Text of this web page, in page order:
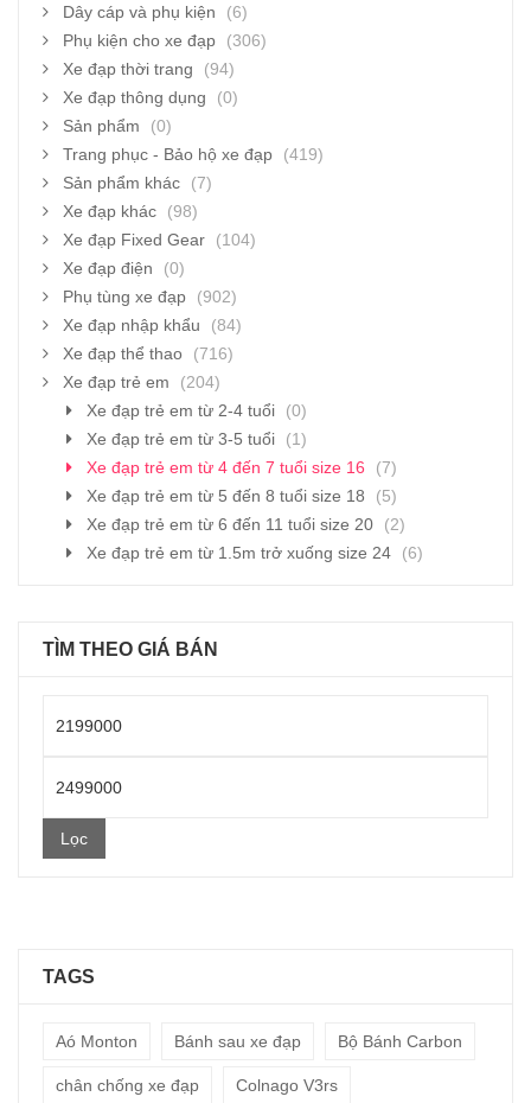
Dây cáp và phụ kiện
(6)
Phụ kiện cho xe đạp
(306)
Xe đạp thời trang
(94)
Xe đạp thông dụng
(0)
Sản phẩm
(0)
Trang phục - Bảo hộ xe đạp
(419)
Sản phẩm khác
(7)
Xe đạp khác
(98)
Xe đạp Fixed Gear
(104)
Xe đạp điện
(0)
Phụ tùng xe đạp
(902)
Xe đạp nhập khẩu
(84)
Xe đạp thể thao
(716)
Xe đạp trẻ em
(204)
Xe đạp trẻ em từ 2-4 tuổi
(0)
Xe đạp trẻ em từ 3-5 tuổi
(1)
Xe đạp trẻ em từ 4 đến 7 tuổi size 16
(7)
Xe đạp trẻ em từ 5 đến 8 tuổi size 18
(5)
Xe đạp trẻ em từ 6 đến 11 tuổi size 20
(2)
Xe đạp trẻ em từ 1.5m trở xuống size 24
(6)
TÌM THEO GIÁ BÁN
nhất
cao
nhất
Lọc
TAGS
Aó Monton Bánh sau xe đạp Bộ Bánh Carbon
chân chống xe đạp Colnago V3rs